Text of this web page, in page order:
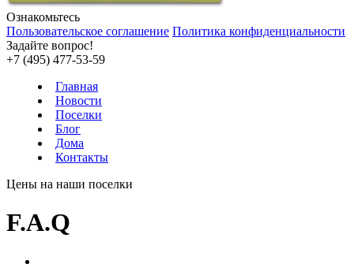
Ознакомьтесь
Пользовательское соглашение Политика конфиденциальности
Задайте вопрос!
+7 (495) 477-53-59
Главная
Новости
Поселки
Блог
Дома
Контакты
Цены на наши поселки
F.A.Q